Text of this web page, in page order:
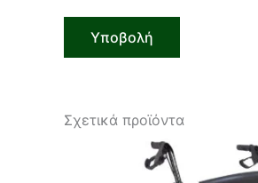
Σχετικά προϊόντα